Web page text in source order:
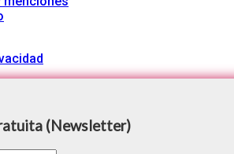
(Newsletter)